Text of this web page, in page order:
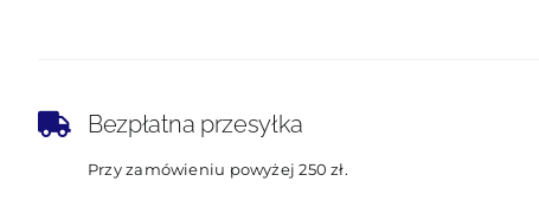
Bezpłatna przesyłka
Przy zamówieniu powyżej 250 zł.